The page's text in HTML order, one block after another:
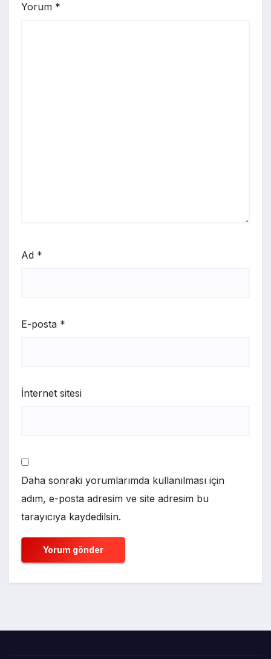
Yorum *
Ad *
E-posta *
İnternet sitesi
Daha sonraki yorumlarımda kullanılması için
adım, e-posta adresim ve site adresim bu
tarayıcıya kaydedilsin.